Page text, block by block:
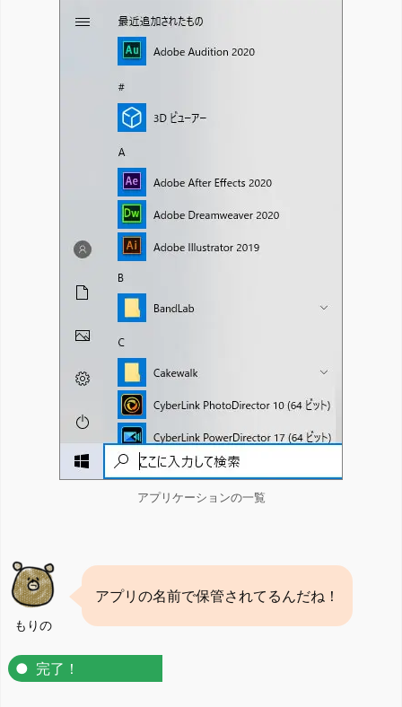
アプリケーションの一覧
もりの
アプリの名前で保管されてるんだね！
完了！